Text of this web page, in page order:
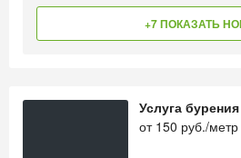
+7 ПОКАЗАТЬ
Услуга
от 150 руб./метр